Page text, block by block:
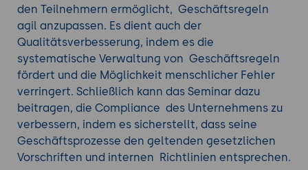
wird.
Verbesserung der Compliance:
Verwendung von Geschäftsregeln können
Unternehmen sicherstellen, dass ihre
Prozesse und Entscheidungen den geltenden
gesetzlichen Vorschriften und internen
Richtlinien entsprechen. Dies kann das Risiko
von Verstößen und die damit verbundenen
Kosten und Schäden verringern.
Integration und Skalierbarkeit:JBoss Drools
den Teilnehmern ermöglicht, Geschäftsregeln
agil anzupassen. Es dient auch der
Qualitätsverbesserung, indem es die
systematische Verwaltung von Geschäftsregeln
fördert und die Möglichkeit menschlicher Fehler
verringert. Schließlich kann das Seminar dazu
beitragen, die Compliance des Unternehmens zu
verbessern, indem es sicherstellt, dass seine
Geschäftsprozesse den geltenden gesetzlichen
Vorschriften und internen Richtlinien entsprechen.